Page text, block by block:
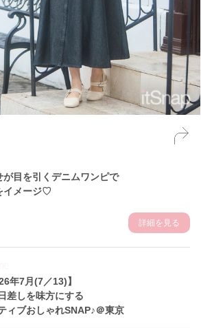
が目を引くデニムワンピで
イメージ♡
詳細を見る
年7月(7／13)】
差しを味方にする
ィブおしゃれSNAP♪＠東京